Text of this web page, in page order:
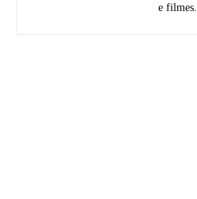
e filmes.